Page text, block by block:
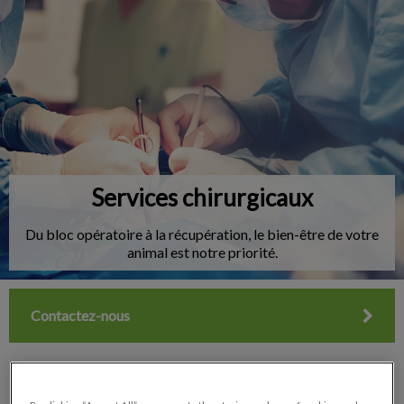
IvcPractices.HeaderNav.Search.Label
Envoyer
Services chirurgicaux
Du bloc opératoire à la récupération, le bien-être de votre
animal est notre priorité.
Contactez-nous